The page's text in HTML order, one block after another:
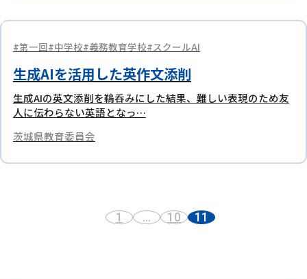
第一回 中学校 義務教育学校 スクールAI
生成AIを活用した英作文添削
生成AIの英文添削を鵜呑みにした結果、難しい表現のため友
人に伝わらない英語となっ…
茨城県教育委員会
前へ
1 … 10 11